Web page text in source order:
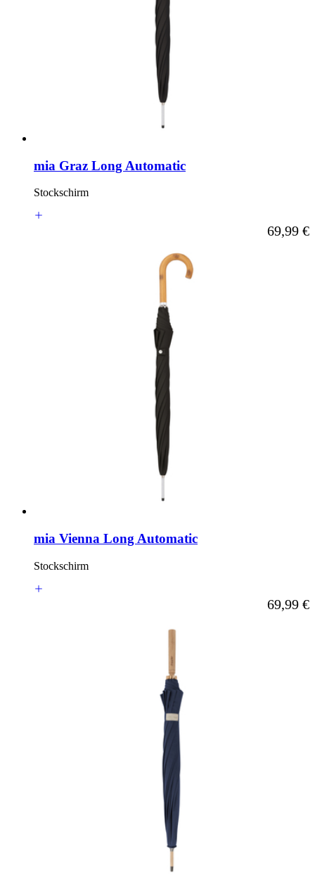
mia Graz Long Automatic
Stockschirm
Ab
69,99 €
mia Vienna Long Automatic
Stockschirm
Ab
69,99 €